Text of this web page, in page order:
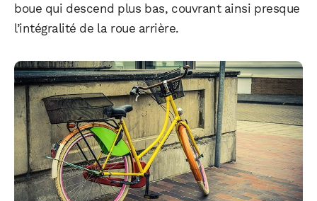
boue qui descend plus bas, couvrant ainsi presque
l’intégralité de la roue arrière.